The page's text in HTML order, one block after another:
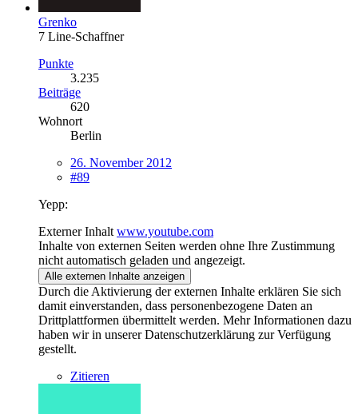
Grenko
7 Line-Schaffner
Punkte
3.235
Beiträge
620
Wohnort
Berlin
26. November 2012
#89
Yepp:
Externer Inhalt www.youtube.com
Inhalte von externen Seiten werden ohne Ihre Zustimmung
nicht automatisch geladen und angezeigt.
Alle externen Inhalte anzeigen
Durch die Aktivierung der externen Inhalte erklären Sie sich
damit einverstanden, dass personenbezogene Daten an
Drittplattformen übermittelt werden. Mehr Informationen dazu
haben wir in unserer Datenschutzerklärung zur Verfügung
gestellt.
Zitieren